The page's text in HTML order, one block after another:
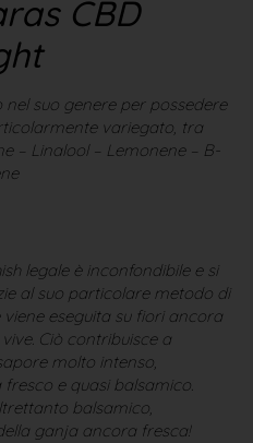
CBD
suo genere per possedere
variegato, tra
– Linalool – Lemonene – B-
legale è inconfondibile e si
al suo particolare metodo di
viene eseguita su fiori ancora
Ciò contribuisce a
molto intenso,
e quasi balsamico.
balsamico,
ganja ancora fresca!